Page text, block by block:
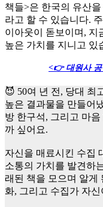
책들>은 한국의 유산
라고 할 수 있습니다.
이아웃이 돋보이며, 지
높은 가치를 지니고 있
<👉 대원사 공
😈 50여 년 전, 당대 최
높은 결과물을 만들어
방 한구석, 그리고 마
까 싶어요.
자신을 매료시킨 수집
소통의 가치를 발견하
래된 책을 모으며 알게
화, 그리고 수집가 자